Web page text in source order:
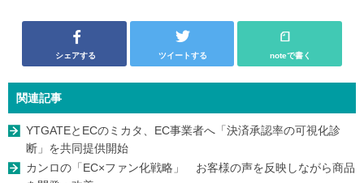
シェアする ツイートする noteで書く
関連記事
YTGATEとECのミカタ、EC事業者へ「決済承認率の可視化診
断」を共同提供開始
カンロの「EC×ファン化戦略」 お客様の声を反映しながら商品